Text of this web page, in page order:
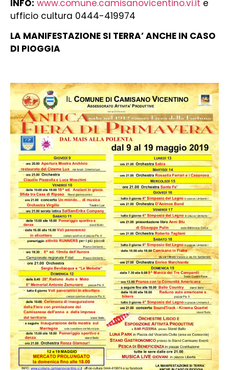
INFO: www.comune.camisanovicentino.vi.it e
ufficio cultura 0444-419974
LA MANIFESTAZIONE SI TERRA’ ANCHE IN CASO
DI PIOGGIA